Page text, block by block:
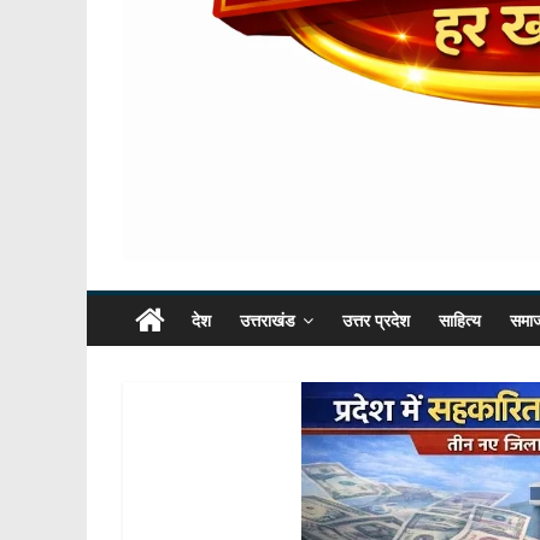
देश उत्तराखंड उत्तर प्रदेश साहित्य